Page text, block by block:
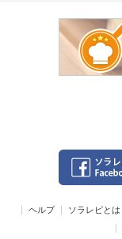
ヘルプ ソラレピとは